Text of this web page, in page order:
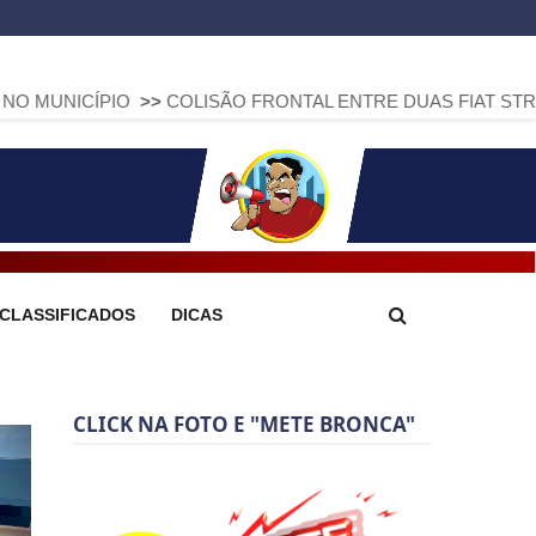
>> COLISÃO FRONTAL ENTRE DUAS FIAT STRADA DEIXA
CLASSIFICADOS DICAS
CLICK NA FOTO E "METE BRONCA"